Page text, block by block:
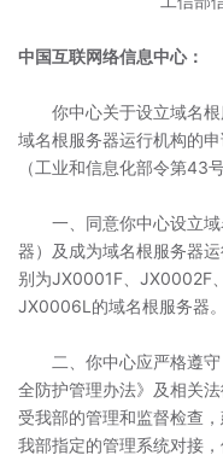
中国互联网络信息中心：
你中心关于设立域名根
域名根服务器运行机构的
（工业和信息化部令第43
一、同意你中心设立域
器）及成为域名根服务器
别为JX0001F、JX0002F
JX0006L的域名根服务器。
二、你中心应严格遵守
全防护管理办法》及相关
受我部的管理和监督检查
我部指定的管理系统对接